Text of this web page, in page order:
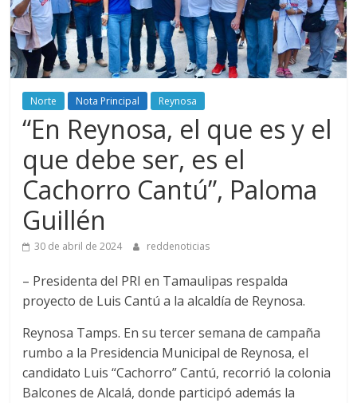
Norte Nota Principal Reynosa
“En Reynosa, el que es y el
que debe ser, es el
Cachorro Cantú”, Paloma
Guillén
30 de abril de 2024 reddenoticias
– Presidenta del PRI en Tamaulipas respalda
proyecto de Luis Cantú a la alcaldía de Reynosa.
Reynosa Tamps. En su tercer semana de campaña
rumbo a la Presidencia Municipal de Reynosa, el
candidato Luis “Cachorro” Cantú, recorrió la colonia
Balcones de Alcalá, donde participó además la